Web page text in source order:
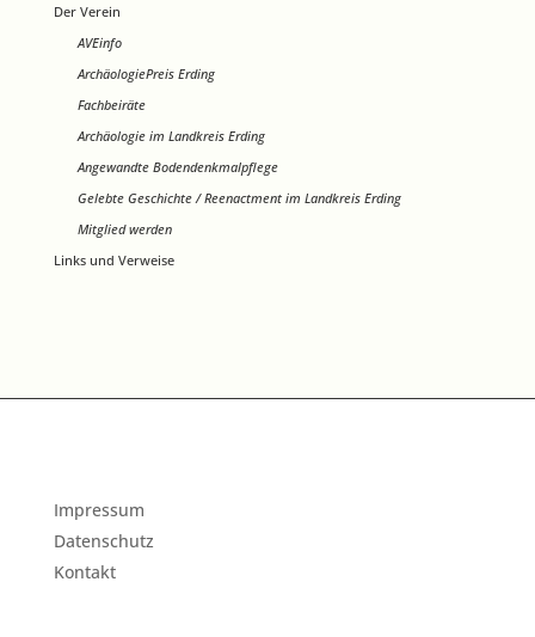
Der Verein
AVEinfo
ArchäologiePreis Erding
Fachbeiräte
Archäologie im Landkreis Erding
Angewandte Bodendenkmalpflege
Gelebte Geschichte / Reenactment im Landkreis Erding
Mitglied werden
Links und Verweise
Impressum
Datenschutz
Kontakt